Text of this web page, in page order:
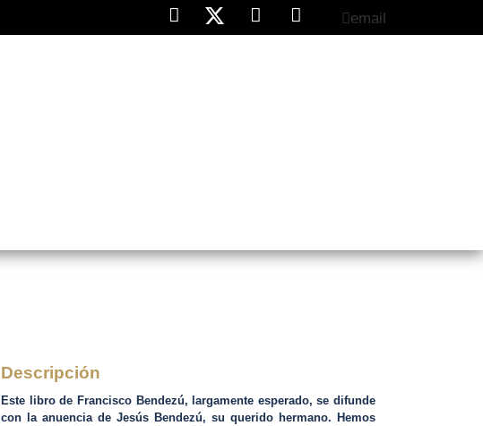
email
Descripción
Este libro de Francisco Bendezú, largamente esperado, se difunde
con la anuencia de Jesús Bendezú, su querido hermano. Hemos